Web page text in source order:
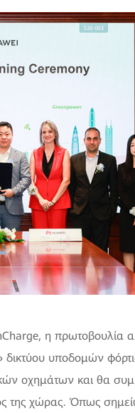
η πρωτοβουλία
δικτύου υποδομών
οχημάτων και θα
της χώρας. Όπως